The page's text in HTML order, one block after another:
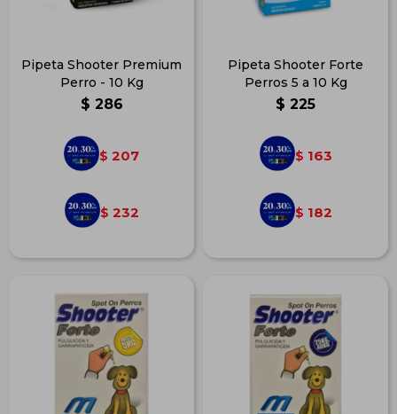
Pipeta Shooter Premium
Perro - 10 Kg
$ 286
$ 207
$ 232
Pipeta Shooter Forte
Perros 5 a 10 Kg
$ 225
$ 163
$ 182